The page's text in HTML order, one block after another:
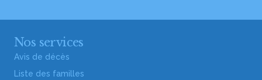
Nos services
Avis de décès
Liste des familles